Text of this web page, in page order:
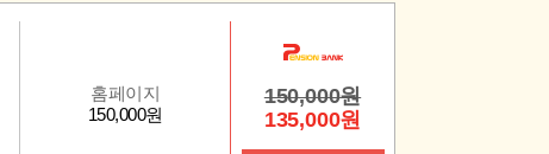
홈페이지
150,000원
150,000원
135,000원